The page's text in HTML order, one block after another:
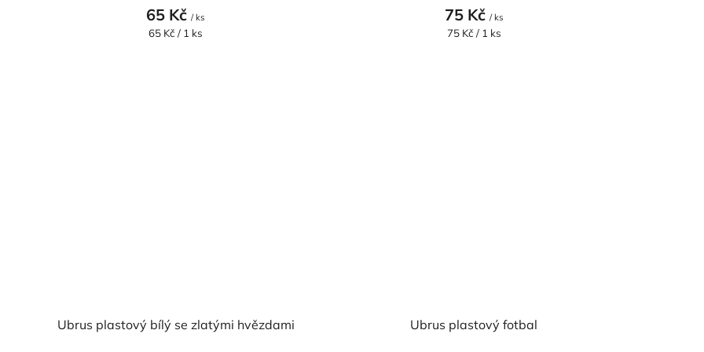
65 Kč/ ks
Měrná
65 Kč / 1 ks
75 Kč / ks
Měrná
75 Kč / 1 ks
Ubrus plastový bílý se zlatými hvězdami Ubrus plastový fotbal